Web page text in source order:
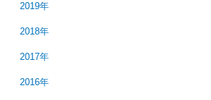
2019年
2018年
2017年
2016年